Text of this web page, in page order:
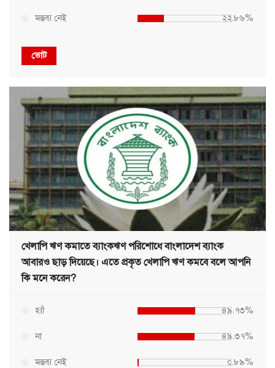
মন্তব্য নেই ২২.৮৬%
ভোট
খেলাপি ঋণ কমাতে ব্যাংকঋণ পরিশোধে বাংলাদেশ ব্যাংক
আবারও ছাড় দিয়েছে। এতে প্রকৃত খেলাপি ঋণ কমবে বলে আপনি
কি মনে করেন?
হ্যাঁ ৪৯.৭৩%
না ৪৯.৩৭%
মন্তব্য নেই ০.৮৯%